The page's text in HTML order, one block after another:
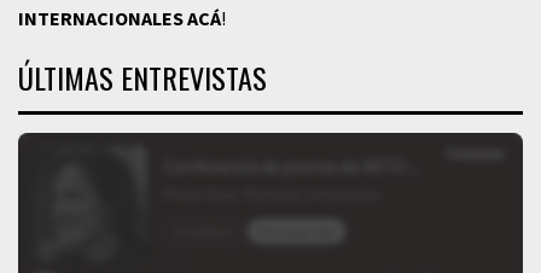
INTERNACIONALESACÁ!
ÚLTIMAS ENTREVISTAS